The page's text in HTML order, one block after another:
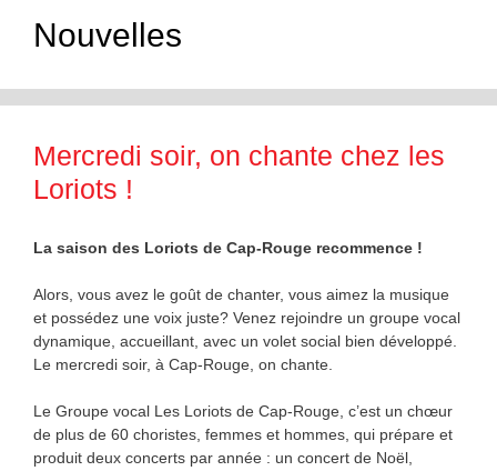
Nouvelles
Mercredi soir, on chante chez les
Loriots !
La saison des Loriots de Cap-Rouge recommence !
Alors, vous avez le goût de chanter, vous aimez la musique
et possédez une voix juste? Venez rejoindre un groupe vocal
dynamique, accueillant, avec un volet social bien développé.
Le mercredi soir, à Cap-Rouge, on chante.
Le Groupe vocal Les Loriots de Cap-Rouge, c’est un chœur
de plus de 60 choristes, femmes et hommes, qui prépare et
produit deux concerts par année : un concert de Noël,